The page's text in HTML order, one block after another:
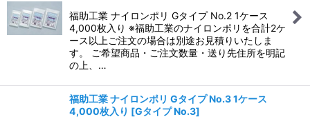
絞り込む
福助工業 ナイロンポリ Gタイプ No.2 1ケース
4,000枚入り ※福助工業のナイロンポリを合計2ケ
ース以上ご注文の場合は別途お見積りいたしま
す。 ご希望商品・ご注文数量・送り先住所を明記
の上、…
福助工業 ナイロンポリ Gタイプ No.3 1ケース
4,000枚入り [Gタイプ No.3]